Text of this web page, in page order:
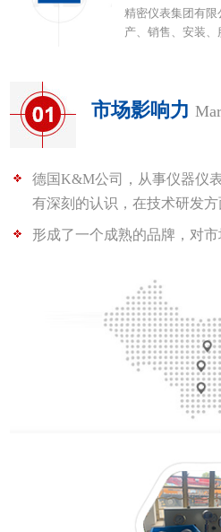
精密仪表集团有
产、销售、安装、
市场影响力
德国K&M公司，从事仪器仪
有深刻的认识，在技术研发
形成了一个成熟的品牌，对